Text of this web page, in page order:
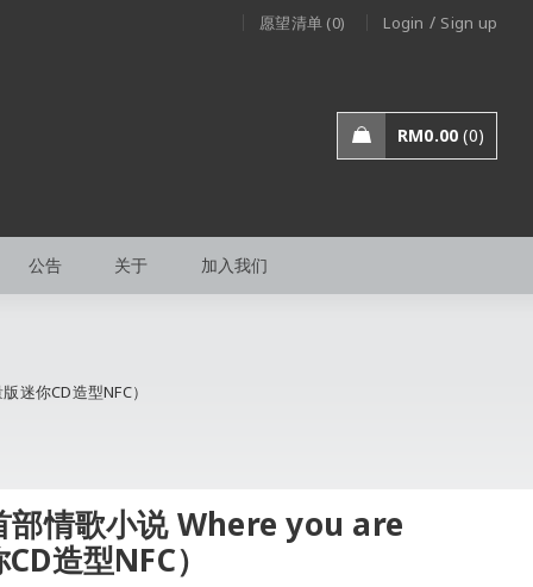
愿望清单 (0) Login / Sign up
RM0.00 0
公告 关于 加入我们
你CD造型NFC）
部情歌小说 Where you are
造型NFC）